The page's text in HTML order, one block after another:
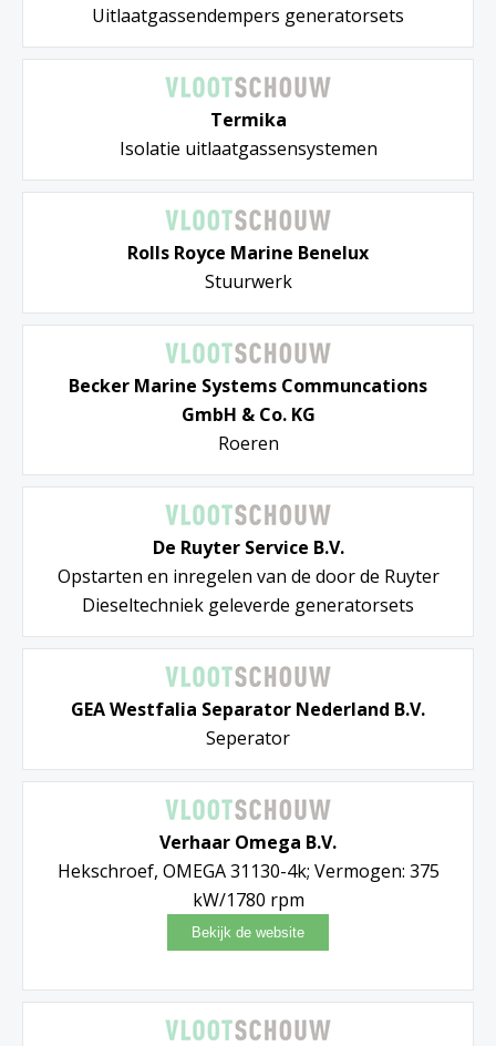
Uitlaatgassendempers generatorsets
Termika
Isolatie uitlaatgassensystemen
Rolls Royce Marine Benelux
Stuurwerk
Becker Marine Systems Communcations
GmbH & Co. KG
Roeren
De Ruyter Service B.V.
Opstarten en inregelen van de door de Ruyter
Dieseltechniek geleverde generatorsets
GEA Westfalia Separator Nederland B.V.
Seperator
Verhaar Omega B.V.
Hekschroef, OMEGA 31130-4k; Vermogen: 375
kW/1780 rpm